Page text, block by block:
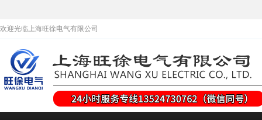
欢迎光临上海旺徐电气有限公司